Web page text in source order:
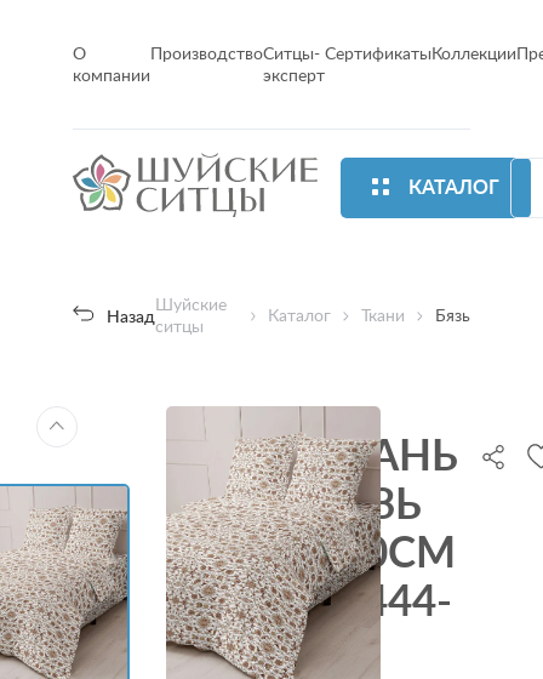
О
компании
ПроизводствоСитцы-
эксперт
СертификатыКоллекции
КАТАЛОГ
НазадШуйские
ситцы
Каталог Ткани Бязь
ТКАНЬ
БЯЗЬ
150СМ
21444-
1